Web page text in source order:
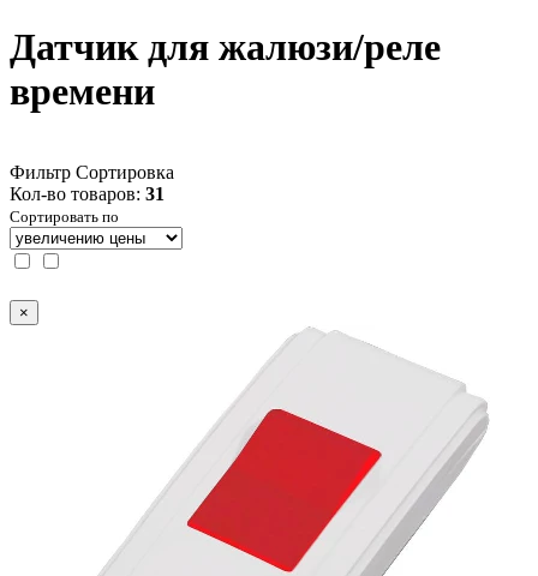
Датчик для жалюзи/реле
времени
Фильтр Сортировка
Кол-во товаров: 31
Сортировать по
×